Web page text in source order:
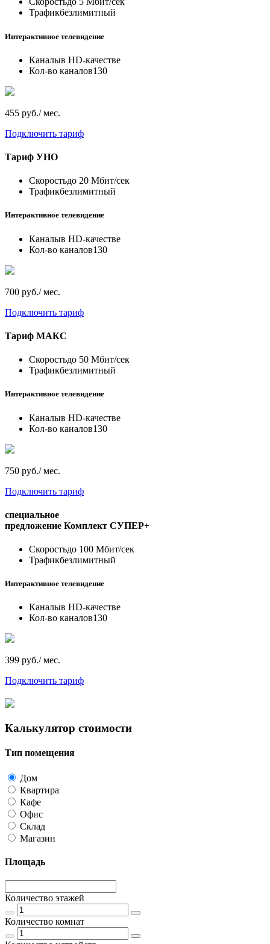
Трафикбезлимитный
Интерактивное телевидение
Каналыв HD-качестве
Кол-во каналов130
455 руб./ мес.
Подключить тариф
Тариф УНО
Скоростьдо 20 Мбит/сек
Трафикбезлимитный
Интерактивное телевидение
Каналыв HD-качестве
Кол-во каналов130
700 руб./ мес.
Подключить тариф
Тариф МАКС
Скоростьдо 50 Мбит/сек
Трафикбезлимитный
Интерактивное телевидение
Каналыв HD-качестве
Кол-во каналов130
750 руб./ мес.
Подключить тариф
специальное
предложение Комплект СУПЕР+
Скоростьдо 100 Мбит/сек
Трафикбезлимитный
Интерактивное телевидение
Каналыв HD-качестве
Кол-во каналов130
399 руб./ мес.
Подключить тариф
Калькулятор стоимости
Тип помещения
Дом
Квартира
Кафе
Офис
Склад
Магазин
Площадь
Количество этажей
Количество комнат